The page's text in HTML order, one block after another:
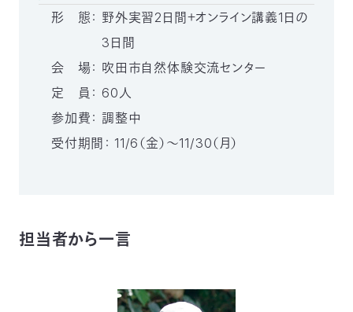
形 態： 野外実習2日間＋オンライン講義1日の
3日間
会 場： 吹田市自然体験交流センター
定 員： 60人
参加費： 調整中
受付期間： 11/6（金）～11/30（月）
担当者から一言